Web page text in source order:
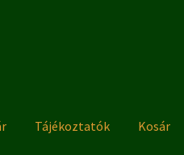
Tájékoztatók Kosár